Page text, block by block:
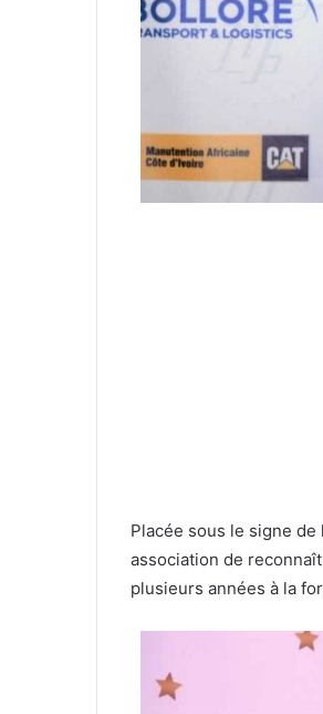
Placée sous le signe de
association de
plusieurs années à la